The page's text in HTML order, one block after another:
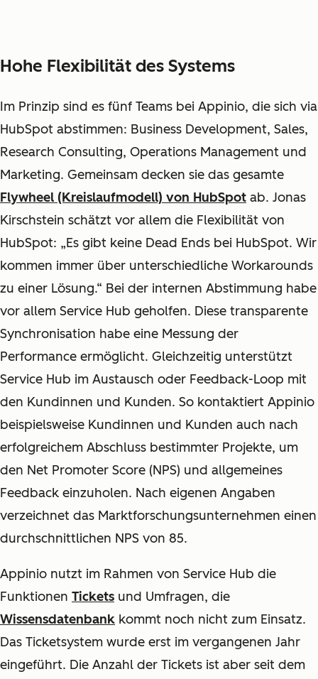
Hohe Flexibilität des Systems
Im Prinzip sind es fünf Teams bei Appinio, die sich via
HubSpot abstimmen: Business Development, Sales,
Research Consulting, Operations Management und
Marketing. Gemeinsam decken sie das gesamte
Flywheel (Kreislaufmodell) von HubSpot ab. Jonas
Kirschstein schätzt vor allem die Flexibilität von
HubSpot: „Es gibt keine Dead Ends bei HubSpot. Wir
kommen immer über unterschiedliche Workarounds
zu einer Lösung.“ Bei der internen Abstimmung habe
vor allem Service Hub geholfen. Diese transparente
Synchronisation habe eine Messung der
Performance ermöglicht. Gleichzeitig unterstützt
Service Hub im Austausch oder Feedback-Loop mit
den Kundinnen und Kunden. So kontaktiert Appinio
beispielsweise Kundinnen und Kunden auch nach
erfolgreichem Abschluss bestimmter Projekte, um
den Net Promoter Score (NPS) und allgemeines
Feedback einzuholen. Nach eigenen Angaben
verzeichnet das Marktforschungsunternehmen einen
durchschnittlichen NPS von 85.
Appinio nutzt im Rahmen von Service Hub die
Funktionen Tickets und Umfragen, die
Wissensdatenbank kommt noch nicht zum Einsatz.
Das Ticketsystem wurde erst im vergangenen Jahr
eingeführt. Die Anzahl der Tickets ist aber seit dem